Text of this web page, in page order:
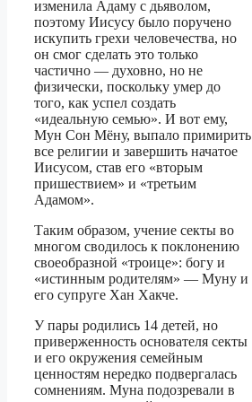
изменила Адаму с дьяволом,
поэтому Иисусу было поручено
искупить грехи человечества, но
он смог сделать это только
частично — духовно, но не
физически, поскольку умер до
того, как успел создать
«идеальную семью». И вот ему,
Мун Сон Мёну, выпало примирить
все религии и завершить начатое
Иисусом, став его «вторым
пришествием» и «третьим
Адамом».
Таким образом, учение секты во
многом сводилось к поклонению
своеобразной «троице»: богу и
«истинным родителям» — Муну и
его супруге Хан Хакче.
У пары родились 14 детей, но
приверженность основателя секты
и его окружения семейным
ценностям нередко подвергалась
сомнениям. Муна подозревали в